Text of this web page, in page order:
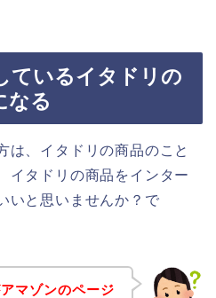
ているイタドリの
なる
は、イタドリの商品のこと
イタドリの商品をインター
いと思いませんか？で
マゾンのページ